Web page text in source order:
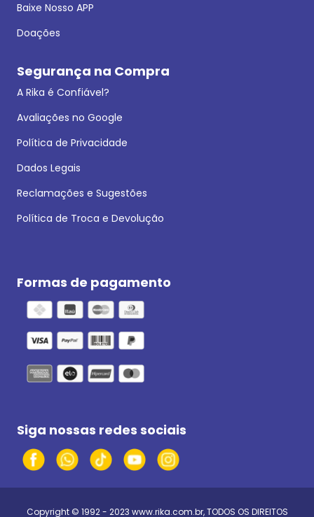
Baixe Nosso APP
Doações
Segurança na Compra
A Rika é Confiável?
Avaliações no Google
Política de Privacidade
Dados Legais
Reclamações e Sugestões
Política de Troca e Devolução
Formas de pagamento
Siga nossas redes sociais
Copyright © 1992 - 2023 www.rika.com.br, TODOS OS DIREITOS